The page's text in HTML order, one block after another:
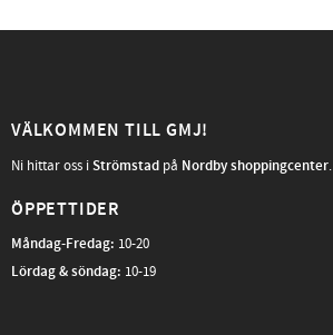
VÄLKOMMEN TILL GMJ!
Ni hittar oss iStrömstad på Nordby shoppingcenter.
ÖPPETTIDER
Måndag-Fredag: 10-20
Lördag & söndag: 10-19